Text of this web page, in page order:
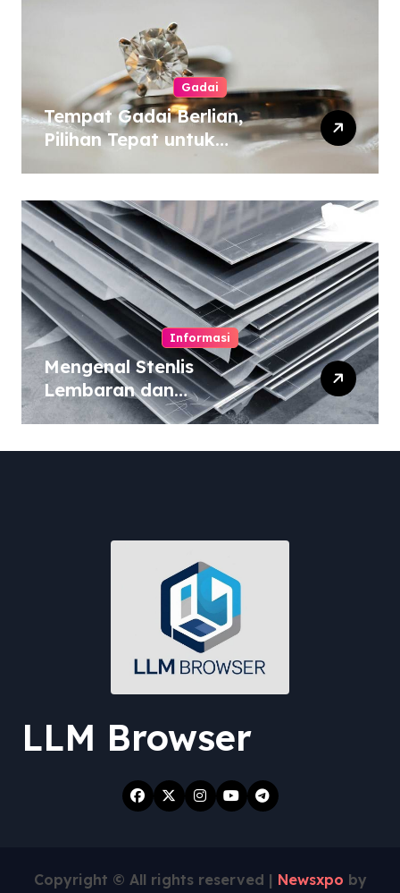
Gadai
Tempat Gadai Berlian,
Pilihan Tepat untuk
Informasi
Mengenal Stenlis
Lembaran dan
Komposisinya
LLM Browser
Copyright © All rights reserved | Newsxpo by